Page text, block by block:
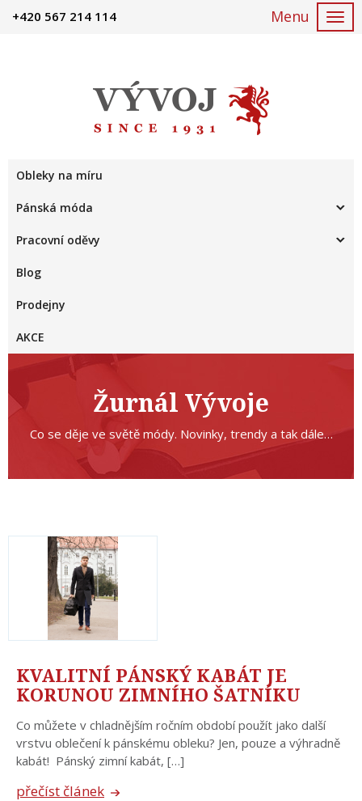
+420 567 214 114
Obleky na míru
Pánská móda
Pracovní oděvy
Blog
Prodejny
AKCE
Žurnál Vývoje
Co se děje ve světě módy. Novinky, trendy a tak dále…
KVALITNÍ PÁNSKÝ KABÁT JE
KORUNOU ZIMNÍHO ŠATNÍKU
Co můžete v chladnějším ročním období použít jako další
vrstvu oblečení k pánskému obleku? Jen, pouze a výhradně
kabát! Pánský zimní kabát, […]
přečíst článek